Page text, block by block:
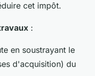
cet impôt.
:
en soustrayant le
d'acquisition) du